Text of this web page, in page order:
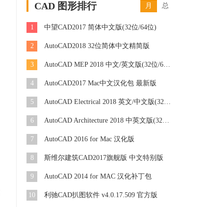
CAD 图形排行 月 总
1 中望CAD2017 简体中文版(32位/64位)
2 AutoCAD2018 32位简体中文精简版
3 AutoCAD MEP 2018 中文/英文版(32位/64位)
4 AutoCAD2017 Mac中文汉化包 最新版
5 AutoCAD Electrical 2018 英文/中文版(32位/64位)
6 AutoCAD Architecture 2018 中英文版(32位/64位)
7 AutoCAD 2016 for Mac 汉化版
8 斯维尔建筑CAD2017旗舰版 中文特别版
9 AutoCAD 2014 for MAC 汉化补丁包
10 利驰CAD扒图软件 v4.0.17.509 官方版